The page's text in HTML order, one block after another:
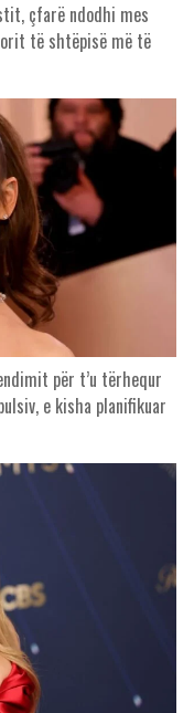
çfarë ndodhi mes
të shtëpisë më të
për t’u tërhequr
e kisha planifikuar